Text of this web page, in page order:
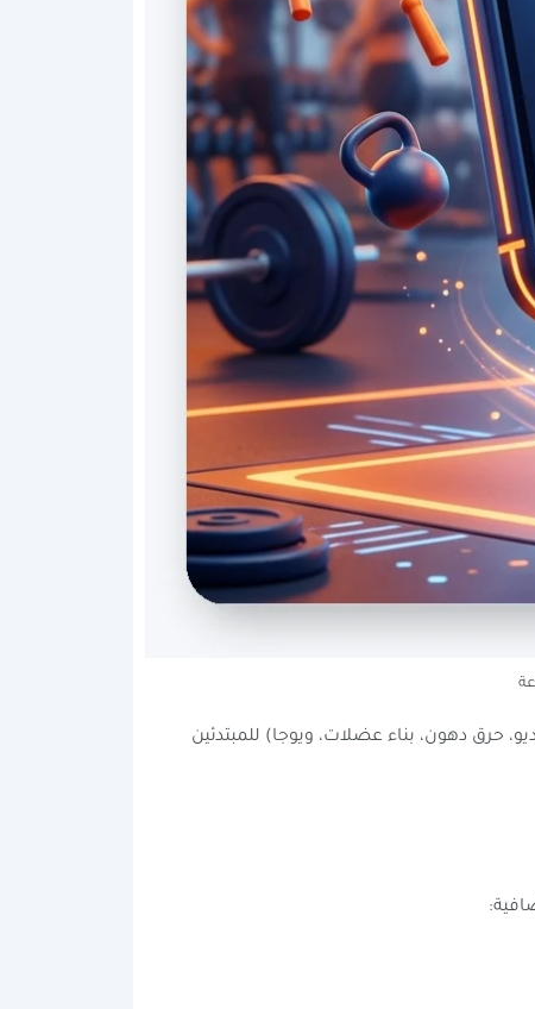
حرق دهون، بناء عضلات، ويوجا) للمبتدئين